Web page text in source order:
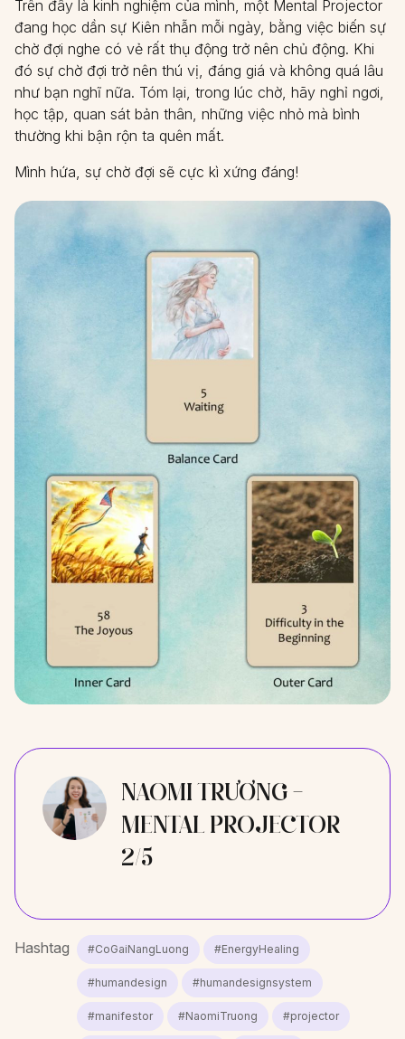
Trên đây là kinh nghiệm của mình, một Mental Projector
đang học dần sự Kiên nhẫn mỗi ngày, bằng việc biến sự
chờ đợi nghe có vẻ rất thụ động trở nên chủ động. Khi
đó sự chờ đợi trở nên thú vị, đáng giá và không quá lâu
như bạn nghĩ nữa. Tóm lại, trong lúc chờ, hãy nghỉ ngơi,
học tập, quan sát bản thân, những việc nhỏ mà bình
thường khi bận rộn ta quên mất.
Mình hứa, sự chờ đợi sẽ cực kì xứng đáng!
NAOMI TRƯƠNG -
MENTAL PROJECTOR
2/5
Hashtag #CoGaiNangLuong #EnergyHealing
#humandesign #humandesignsystem
#manifestor #NaomiTruong #projector